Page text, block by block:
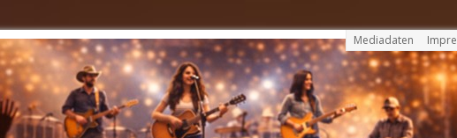
Mediadaten